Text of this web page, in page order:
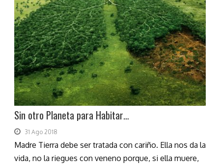
Sin otro Planeta para Habitar…
31 Ago 2018
Madre Tierra debe ser tratada con cariño. Ella nos da la
vida, no la riegues con veneno porque, si ella muere,